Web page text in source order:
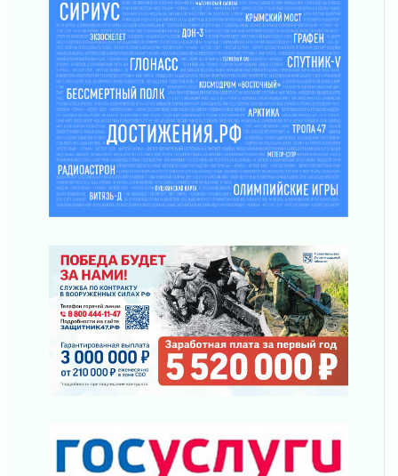
«Активное лето»
02 августа 2026
Ленобласть отметила заслуги жителей перед
регионом и страной
02 августа 2026
Ладога — не пруд
02 августа 2026
ПСК через Гослуслуги напомнит жителям
Ленинградской области о неоплаченных
счетах
02 августа 2026
районе Ленобласти
02 августа 2026
Жителям Ленобласти напомнили, как
действовать при укусе клеща
02 августа 2026
В Ивангороде назвали новых почетных
граждан Ленинградской области
02 августа 2026
02 августа 2026
Километровые столбы «Дороги жизни»